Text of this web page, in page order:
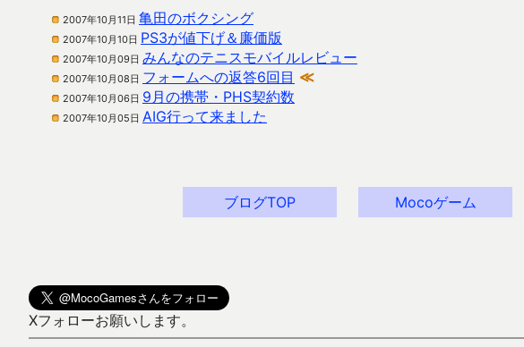
2007年10月11日 亀田のボクシング
2007年10月10日 PS3が値下げ＆廉価版
2007年10月09日 みんなのテニスモバイルレビュー
2007年10月08日 フォームへの返答6回目 ≪
2007年10月06日 9月の携帯・PHS契約数
2007年10月05日 AIG行って来ました
ブログTOP Mocoゲーム
Xフォローお願いします。